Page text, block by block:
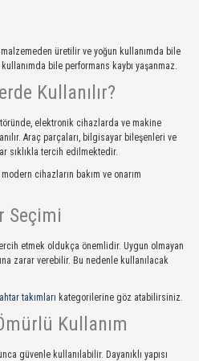
üretilir ve yoğun kullanımda bile
bile performans kaybı yaşanmaz.
Kullanılır?
elektronik cihazlarda ve makine
Araç parçaları, bilgisayar bileşenleri ve
sıklıkla tercih edilmektedir.
cihazların bakım ve onarım
Seçimi
etmek oldukça önemlidir. Uygun olmayan
zarar verebilir. Bu nedenle kullanılacak
takımları kategorilerine göz atabilirsiniz.
Kullanım
güvenle kullanılabilir. Dayanıklı yapısı